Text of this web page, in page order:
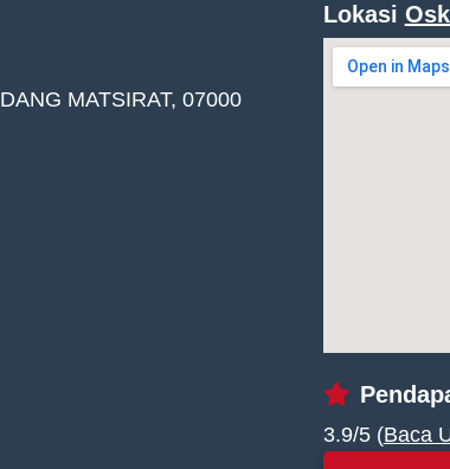
MATSIRAT, 07000
Lokasi
3.9/5 (Baca